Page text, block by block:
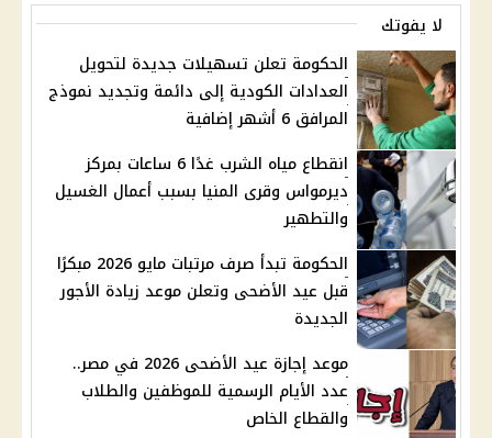
لا يفوتك
الحكومة تعلن تسهيلات جديدة لتحويل
العدادات الكودية إلى دائمة وتجديد نموذج
المرافق 6 أشهر إضافية
انقطاع مياه الشرب غدًا 6 ساعات بمركز
ديرمواس وقرى المنيا بسبب أعمال الغسيل
والتطهير
الحكومة تبدأ صرف مرتبات مايو 2026 مبكرًا
قبل عيد الأضحى وتعلن موعد زيادة الأجور
الجديدة
موعد إجازة عيد الأضحى 2026 في مصر..
عدد الأيام الرسمية للموظفين والطلاب
والقطاع الخاص